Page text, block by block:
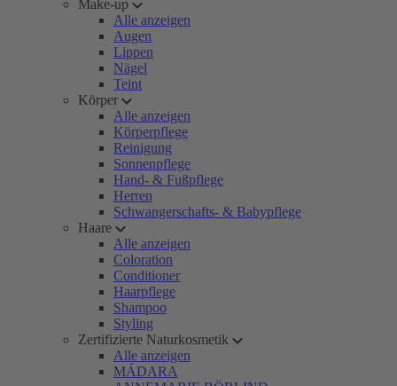
Make-up
Alle anzeigen
Augen
Lippen
Nägel
Teint
Körper
Alle anzeigen
Körperpflege
Reinigung
Sonnenpflege
Hand- & Fußpflege
Herren
Schwangerschafts- & Babypflege
Haare
Alle anzeigen
Coloration
Conditioner
Haarpflege
Shampoo
Styling
Zertifizierte Naturkosmetik
Alle anzeigen
MÁDARA